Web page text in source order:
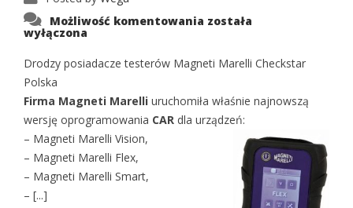
Możliwość komentowania Oprogramowanie
Car-
testerów
Magneti
została
wyłączona
Drodzy posiadacze testerów Magneti Marelli Checkstar
Polska
Firma Magneti Marelli uruchomiła właśnie najnowszą
wersję oprogramowania CAR dla urządzeń:
– Magneti Marelli Vision,
– Magneti Marelli Flex,
– Magneti Marelli Smart,
– [...]